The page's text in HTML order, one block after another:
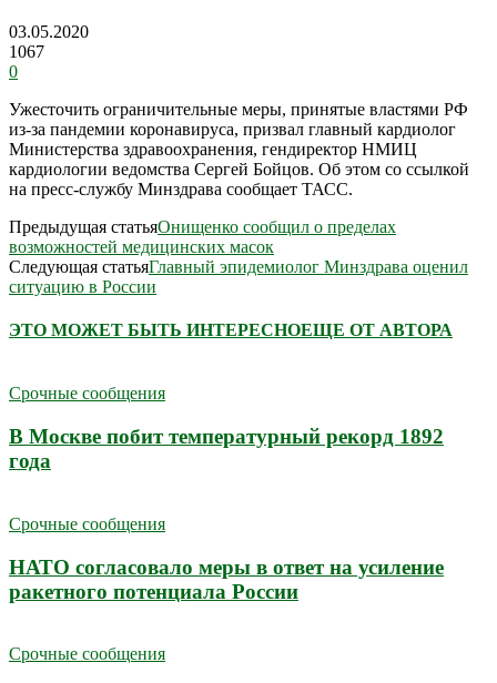
03.05.2020
1067
0
Ужесточить ограничительные меры, принятые властями РФ
из-за пандемии коронавируса, призвал главный кардиолог
Министерства здравоохранения, гендиректор НМИЦ
кардиологии ведомства Сергей Бойцов. Об этом со ссылкой
на пресс-службу Минздрава сообщает ТАСС.
Предыдущая статьяОнищенко сообщил о пределах
возможностей медицинских масок
Следующая статьяГлавный эпидемиолог Минздрава оценил
ситуацию в России
ЭТО МОЖЕТ БЫТЬ ИНТЕРЕСНОЕЩЕ ОТ АВТОРА
Срочные сообщения
В Москве побит температурный рекорд 1892
года
Срочные сообщения
НАТО согласовало меры в ответ на усиление
ракетного потенциала России
Срочные сообщения